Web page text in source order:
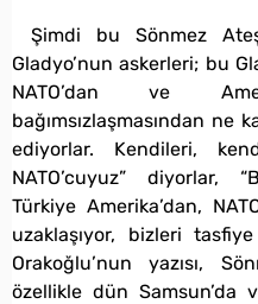
Şimdi bu Sönmez
Gladyo’nun askerleri; bu
NATO’dan ve
bağımsızlaşmasından ne
ediyorlar. Kendileri,
NATO’cuyuz” diyorlar,
Türkiye Amerika’dan,
uzaklaşıyor, bizleri
Orakoğlu’nun yazısı,
özellikle dün Samsun’da